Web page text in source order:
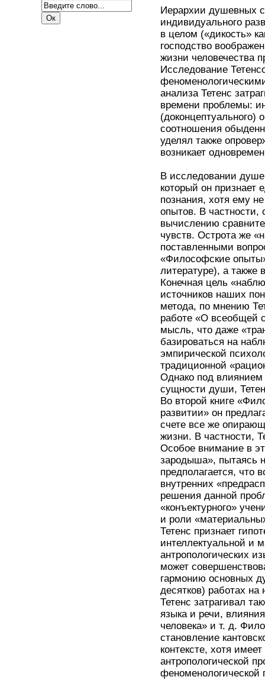
Иерархии душевных
индивидуального
в целом («дикость»
господство
жизни человечества
Исследование
анализа Тетенс
времени проблемы:
(доконцептуального)
соотношения
уделял также
возникает
В исследовании
который он признает
познания, хотя ему
опытов. В частности,
вычислению
чувств. Острота же
поставленными
«Философские
литературе), а также
Конечная цель
источников наших
метода, по мнению
работе «О всеобщей
мысль, что даже
базироваться на
эмпирической
традиционной
Однако под влиянием
сущности души,
Во второй книге
развитии» он
счете все же
жизни. В частности,
Особое внимание в
зародыша», пытаясь
предполагается, что
внутренних
решения данной
«конъектурного»
и роли
Тетенс признает
интеллектуальной и
антропологических
может
гармонию основных
десятков) работах
Тетенс затрагивал
языка и речи,
человека» и т. д.
становление
контексте, хотя
антропологической
феноменологической